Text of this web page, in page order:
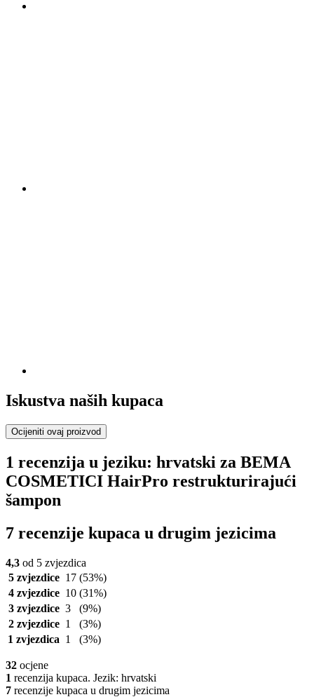
Iskustva naših kupaca
Ocijeniti ovaj proizvod
1 recenzija u jeziku: hrvatski za BEMA
COSMETICI HairPro restrukturirajući
šampon
7 recenzije kupaca u drugim jezicima
4,3 od 5 zvjezdica
5 zvjezdice 17 (53%)
4 zvjezdice 10 (31%)
3 zvjezdice 3
(9%)
2 zvjezdice 1
(3%)
1 zvjezdica 1 (3%)
32 ocjene
1 recenzija kupaca. Jezik: hrvatski
7 recenzije kupaca u drugim jezicima